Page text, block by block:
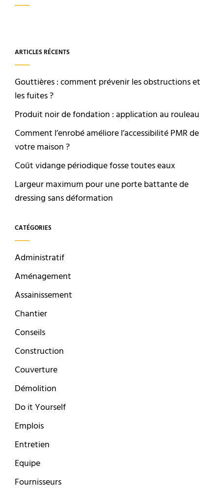
ARTICLES RÉCENTS
Gouttières : comment prévenir les obstructions et
les fuites ?
Produit noir de fondation : application au rouleau
Comment l’enrobé améliore l’accessibilité PMR de
votre maison ?
Coût vidange périodique fosse toutes eaux
Largeur maximum pour une porte battante de
dressing sans déformation
CATÉGORIES
Administratif
Aménagement
Assainissement
Chantier
Conseils
Construction
Couverture
Démolition
Do it Yourself
Emplois
Entretien
Equipe
Fournisseurs